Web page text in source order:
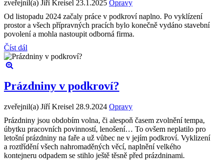
zveřejnil(a) Jiří Kreisel 23.1.2025 Opravy
Od listopadu 2024 začaly práce v podkroví naplno. Po vyklízení
prostor a všech přípravných pracích bylo konečně vydáno stavební
povolení a mohla nastoupit odborná firma.
Číst dál
Prázdniny v podkroví?
zveřejnil(a) Jiří Kreisel 28.9.2024 Opravy
Prázdniny jsou obdobím volna, či alespoň časem zvolnění tempa,
úbytku pracovních povinností, lenošení… To ovšem neplatilo pro
letošní prázdniny na faře a už vůbec ne v jejím podkroví. Vyklizení
a roztřídění všech nahromaděných věcí, naplnění velkého
kontejneru odpadem se stihlo ještě těsně před prázdninami.